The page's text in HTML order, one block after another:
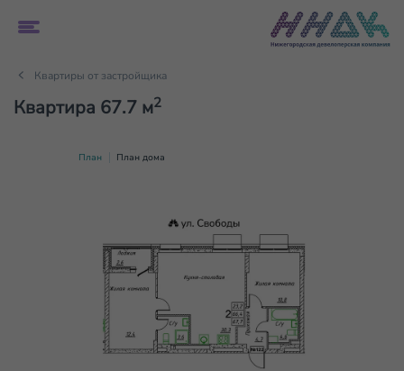
Квартиры от застройщика
Квартира 67.7 м2
План План дома